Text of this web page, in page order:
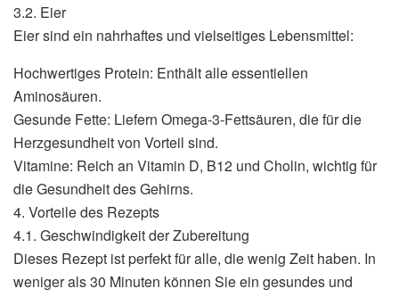
3.2. Eier
Eier sind ein nahrhaftes und vielseitiges Lebensmittel:
Hochwertiges Protein: Enthält alle essentiellen
Aminosäuren.
Gesunde Fette: Liefern Omega-3-Fettsäuren, die für die
Herzgesundheit von Vorteil sind.
Vitamine: Reich an Vitamin D, B12 und Cholin, wichtig für
die Gesundheit des Gehirns.
4. Vorteile des Rezepts
4.1. Geschwindigkeit der Zubereitung
Dieses Rezept ist perfekt für alle, die wenig Zeit haben. In
weniger als 30 Minuten können Sie ein gesundes und